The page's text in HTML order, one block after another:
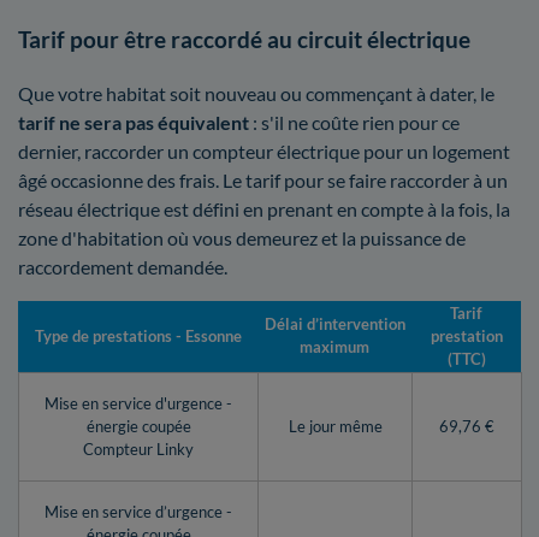
Tarif pour être raccordé au circuit électrique
Que votre habitat soit nouveau ou commençant à dater, le
tarif ne sera pas équivalent : s'il ne coûte rien pour ce
dernier, raccorder un compteur électrique pour un logement
âgé occasionne des frais. Le tarif pour se faire raccorder à un
réseau électrique est défini en prenant en compte à la fois, la
zone d'habitation où vous demeurez et la puissance de
raccordement demandée.
Type de prestations - Essonne
Délai d’intervention
maximum
Tarif
prestation
(TTC)
Mise en service d'urgence -
énergie coupée
Compteur Linky
Le jour même 69,76 €
Mise en service d’urgence -